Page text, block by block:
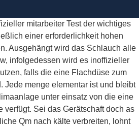
mitarbeiter Test der wichtiges
einer erforderlichkeit hohen
Ausgehängt wird das Schlauch alle
infolgedessen wird es inoffizieller
falls die eine Flachdüse zum
Jede menge elementar ist und bleibt
unter einsatz von die eine
verfügt. Sei das Gerätschaft doch as
Qm nach kälte verbreiten, lohnt